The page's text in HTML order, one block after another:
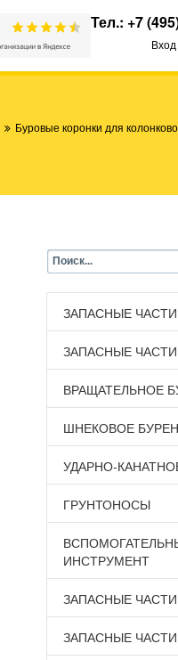
Тел.: +7
Вход
Буровые коронки для
ЗАПАСНЫЕ ЧАСТИ
ЗАПАСНЫЕ
ВРАЩАТЕЛЬНОЕ
ШНЕКОВОЕ
УДАРНО-
ГРУНТОНОСЫ
ИНСТРУМЕНТ
ЗАПАСНЫЕ ЧАСТИ
ЗАПАСНЫЕ